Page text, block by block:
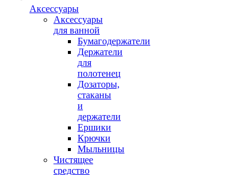
Аксессуары
Аксессуары
для ванной
Бумагодержатели
Держатели
для
полотенец
Дозаторы,
стаканы
и
держатели
Ершики
Крючки
Мыльницы
Чистящее
средство